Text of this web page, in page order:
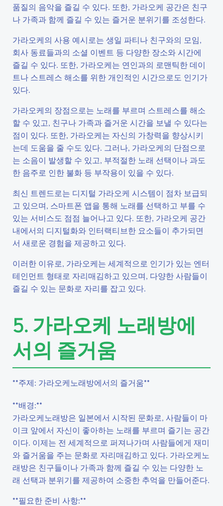
품질의 음악을 즐길 수 있다. 또한, 가라오케 공간은 친구
나 가족과 함께 즐길 수 있는 즐거운 분위기를 조성한다.
가라오케의 사용 예시로는 생일 파티나 친구와의 모임,
회사 동료들과의 소셜 이벤트 등 다양한 장소와 시간에
즐길 수 있다. 또한, 가라오케는 연인과의 로맨틱한 데이
트나 스트레스 해소를 위한 개인적인 시간으로도 인기가
있다.
가라오케의 장점으로는 노래를 부르며 스트레스를 해소
할 수 있고, 친구나 가족과 즐거운 시간을 보낼 수 있다는
점이 있다. 또한, 가라오케는 자신의 가창력을 향상시키
는데 도움을 줄 수도 있다. 그러나, 가라오케의 단점으로
는 소음이 발생할 수 있고, 부적절한 노래 선택이나 과도
한 음주로 인한 불화 등 부작용이 있을 수 있다.
최신 트렌드로는 디지털 가라오케 시스템이 점차 보급되
고 있으며, 스마트폰 앱을 통해 노래를 선택하고 부를 수
있는 서비스도 점점 늘어나고 있다. 또한, 가라오케 공간
내에서의 디지털화와 인터랙티브한 요소들이 추가되면
서 새로운 경험을 제공하고 있다.
이러한 이유로, 가라오케는 세계적으로 인기가 있는 엔터
테인먼트 형태로 자리매김하고 있으며, 다양한 사람들이
즐길 수 있는 문화로 자리를 잡고 있다.
5. 가라오케 노래방에
서의 즐거움
**주제: 가라오케노래방에서의 즐거움**
**배경:**
가라오케노래방은 일본에서 시작된 문화로, 사람들이 마
이크 앞에서 자신이 좋아하는 노래를 부르며 즐기는 공간
이다. 이제는 전 세계적으로 퍼져나가며 사람들에게 재미
와 즐거움을 주는 문화로 자리매김하고 있다. 가라오케노
래방은 친구들이나 가족과 함께 즐길 수 있는 다양한 노
래 선택과 분위기를 제공하여 소중한 추억을 만들어준다.
**필요한 준비 사항:**